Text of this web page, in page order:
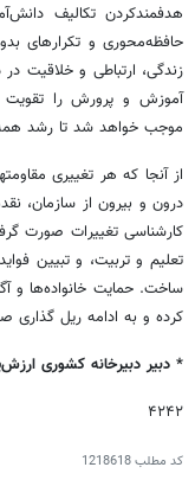
هدفمندکردن تکالیف
حافظه‌­محوری و تکرارهای
زندگی، ارتباطی و خلاقیت
آموزش و پرورش را تقویت
موجب خواهد شد تا رشد
از آنجا که هر تغییری
درون و بیرون از سازمان،
کارشناسی تغییرات صورت
تعلیم و تربیت، و تبیین
ساخت. حمایت خانواده­‌ها و
کرده و به ادامه ریل
* دبیر دبیرخانه کشوری
۴۲۴۲
کد مطلب1218618